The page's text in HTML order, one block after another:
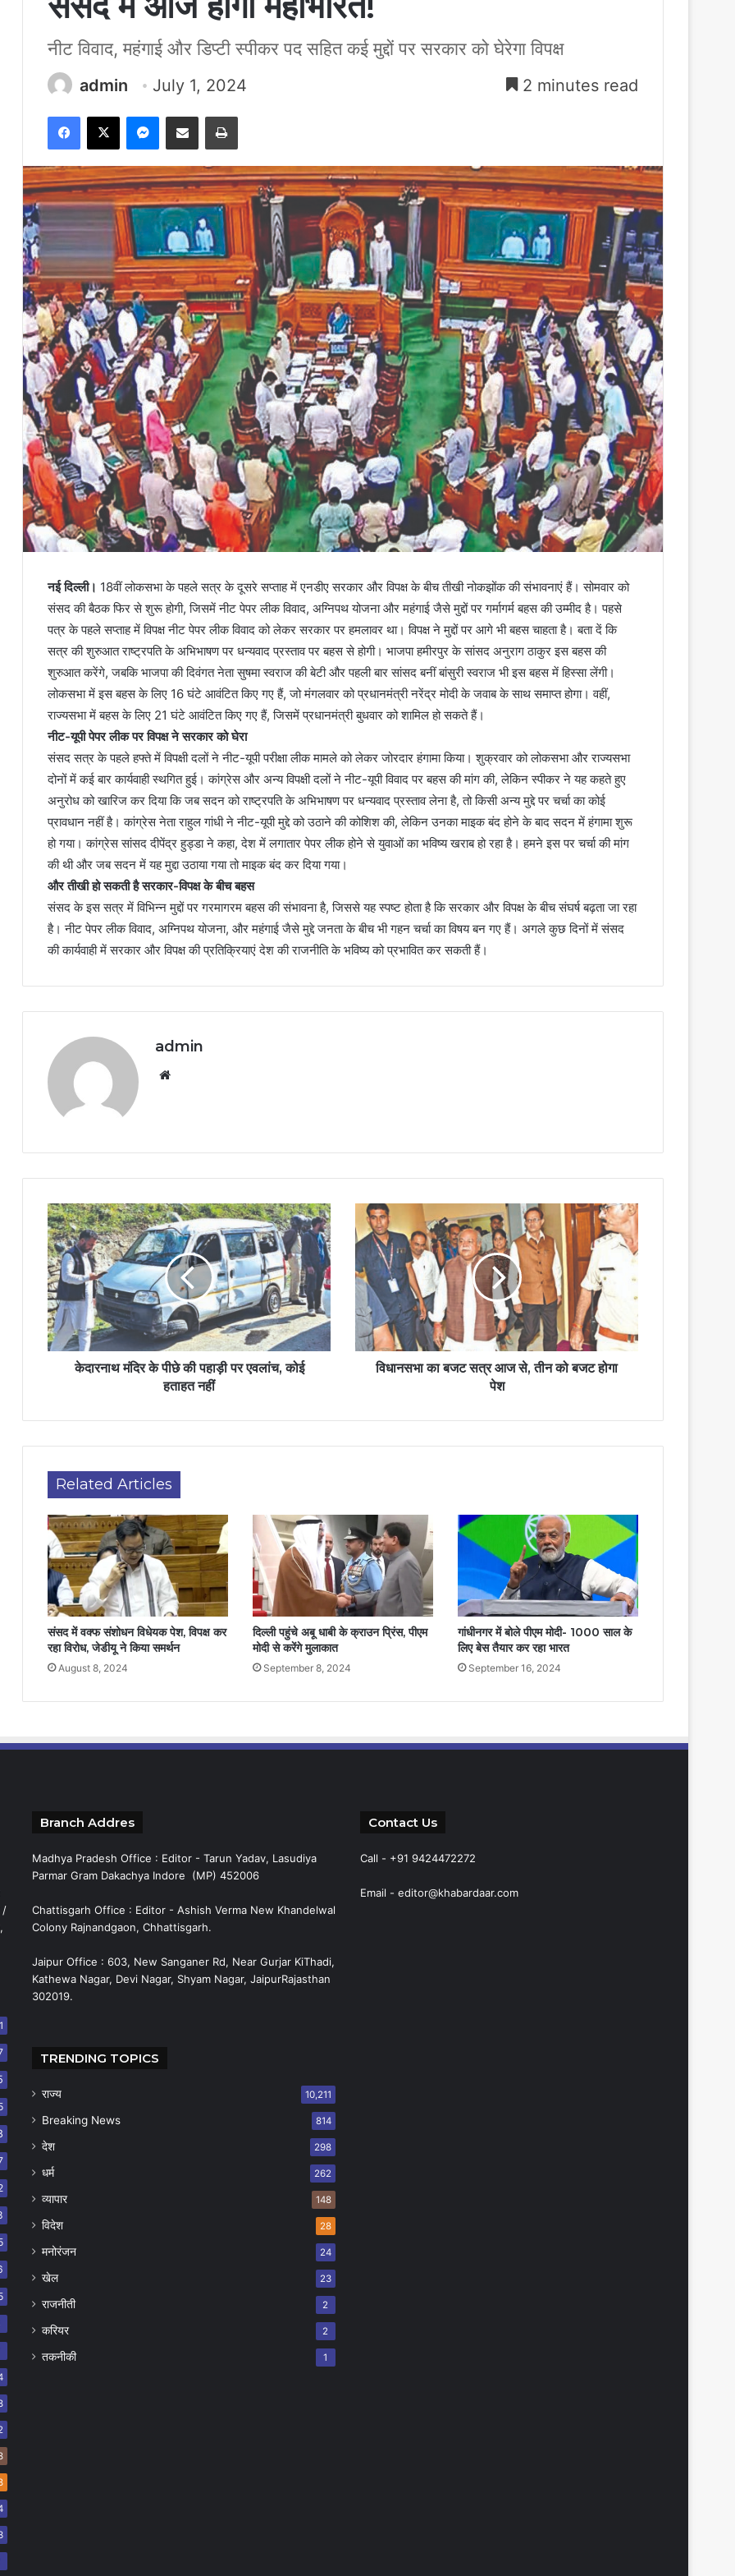
नीट विवाद, महंगाई और डिप्टी स्पीकर पद सहित कई मुद्दों पर सरकार को घेरेगा विपक्ष
admin July 1, 2024 2 minutes read
Facebook
X Messenger
Share via Email Print
नई दिल्ली। 18वीं लोकसभा के पहले सत्र के दूसरे सप्ताह में एनडीए सरकार और विपक्ष के बीच तीखी नोकझोंक की संभावनाएं हैं। सोमवार को
संसद की बैठक फिर से शुरू होगी, जिसमें नीट पेपर लीक विवाद, अग्निपथ योजना और महंगाई जैसे मुद्दों पर गर्मागर्म बहस की उम्मीद है। पहसे
पत्र के पहले सप्ताह में विपक्ष नीट पेपर लीक विवाद को लेकर सरकार पर हमलावर था। विपक्ष ने मुद्दों पर आगे भी बहस चाहता है। बता दें कि
सत्र की शुरुआत राष्ट्रपति के अभिभाषण पर धन्यवाद प्रस्ताव पर बहस से होगी। भाजपा हमीरपुर के सांसद अनुराग ठाकुर इस बहस की
शुरुआत करेंगे, जबकि भाजपा की दिवंगत नेता सुषमा स्वराज की बेटी और पहली बार सांसद बनीं बांसुरी स्वराज भी इस बहस में हिस्सा लेंगी।
लोकसभा में इस बहस के लिए 16 घंटे आवंटित किए गए हैं, जो मंगलवार को प्रधानमंत्री नरेंद्र मोदी के जवाब के साथ समाप्त होगा। वहीं,
राज्यसभा में बहस के लिए 21 घंटे आवंटित किए गए हैं, जिसमें प्रधानमंत्री बुधवार को शामिल हो सकते हैं।
नीट-यूपी पेपर लीक पर विपक्ष ने सरकार को घेरा
संसद सत्र के पहले हफ्ते में विपक्षी दलों ने नीट-यूपी परीक्षा लीक मामले को लेकर जोरदार हंगामा किया। शुक्रवार को लोकसभा और राज्यसभा
दोनों में कई बार कार्यवाही स्थगित हुई। कांग्रेस और अन्य विपक्षी दलों ने नीट-यूपी विवाद पर बहस की मांग की, लेकिन स्पीकर ने यह कहते हुए
अनुरोध को खारिज कर दिया कि जब सदन को राष्ट्रपति के अभिभाषण पर धन्यवाद प्रस्ताव लेना है, तो किसी अन्य मुद्दे पर चर्चा का कोई
प्रावधान नहीं है। कांग्रेस नेता राहुल गांधी ने नीट-यूपी मुद्दे को उठाने की कोशिश की, लेकिन उनका माइक बंद होने के बाद सदन में हंगामा शुरू
हो गया। कांग्रेस सांसद दीपेंद्र हुड्डा ने कहा, देश में लगातार पेपर लीक होने से युवाओं का भविष्य खराब हो रहा है। हमने इस पर चर्चा की मांग
की थी और जब सदन में यह मुद्दा उठाया गया तो माइक बंद कर दिया गया।
और तीखी हो सकती है सरकार-विपक्ष के बीच बहस
संसद के इस सत्र में विभिन्न मुद्दों पर गरमागरम बहस की संभावना है, जिससे यह स्पष्ट होता है कि सरकार और विपक्ष के बीच संघर्ष बढ़ता जा रहा
है। नीट पेपर लीक विवाद, अग्निपथ योजना, और महंगाई जैसे मुद्दे जनता के बीच भी गहन चर्चा का विषय बन गए हैं। अगले कुछ दिनों में संसद
की कार्यवाही में सरकार और विपक्ष की प्रतिक्रियाएं देश की राजनीति के भविष्य को प्रभावित कर सकती हैं।
admin
केदारनाथ मंदिर के पीछे की पहाड़ी पर एवलांच, कोई
हताहत नहीं
विधानसभा का बजट सत्र आज से, तीन को बजट होगा
पेश
Related Articles
संसद में वक्फ संशोधन विधेयक पेश, विपक्ष कर
रहा विरोध, जेडीयू ने किया समर्थन
August 8, 2024
दिल्ली पहुंचे अबू धाबी के क्राउन प्रिंस, पीएम
मोदी से करेंगे मुलाकात
September 8, 2024
गांधीनगर में बोले पीएम मोदी- 1000 साल के
लिए बेस तैयार कर रहा भारत
September 16, 2024
/
Branch Addres
Madhya Pradesh Office : Editor - Tarun Yadav, Lasudiya
Parmar Gram Dakachya Indore (MP) 452006
Chattisgarh Office : Editor - Ashish Verma New Khandelwal
Colony Rajnandgaon, Chhattisgarh.
Jaipur Office : 603, New Sanganer Rd, Near Gurjar KiThadi,
Kathewa Nagar, Devi Nagar, Shyam Nagar, JaipurRajasthan
302019.
TRENDING TOPICS
राज्य 10,211
Breaking News 814
देश 298
धर्म 262
व्यापार 148
विदेश 28
मनोरंजन 24
खेल 23
राजनीती 2
करियर 2
तकनीकी 1
Contact Us
Call - +91 9424472272
Email - editor@khabardaar.com